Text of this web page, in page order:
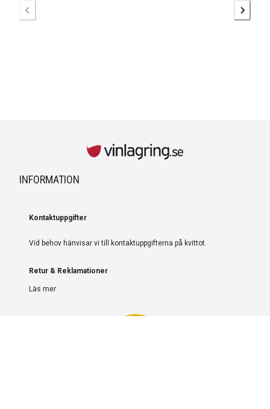
INFORMATION
Kontaktuppgifter
Vid behov hänvisar vi till kontaktuppgifterna på kvittot.
Retur & Reklamationer
Läs mer